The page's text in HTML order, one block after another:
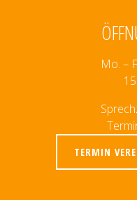
Mo. –
TERMIN